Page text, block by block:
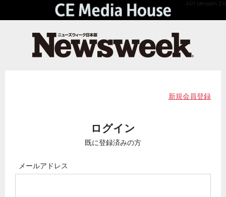
API Version 2.0
新規会員登録
ログイン
既に登録済みの方
メールアドレス